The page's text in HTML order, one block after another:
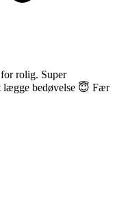
rolig. Super
lægge bedøvelse 😇 Fær